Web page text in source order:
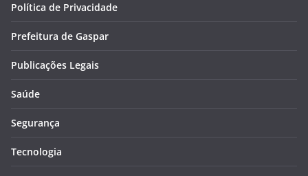
Política de Privacidade
Prefeitura de Gaspar
Publicações Legais
Saúde
Segurança
Tecnologia